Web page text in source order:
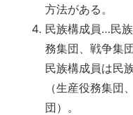
方法がある。
民族構成員…民
務集団、戦争集
民族構成員は民
（生産役務集団
団）。